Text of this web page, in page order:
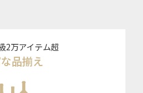
2万アイテム超
品揃え